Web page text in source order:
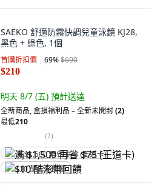
SAEKO 舒適防霧快調兒童泳鏡 KJ28,
黑色 + 綠色, 1個
首購折扣價 69%$690
$210
明天 8/7 (五) 預計送達
全新商品,盒損福利品 – 全新未開封(2)
最低210
(2)
满 $1,500 再省 $75 (王道卡)
$10 酷澎幣回饋